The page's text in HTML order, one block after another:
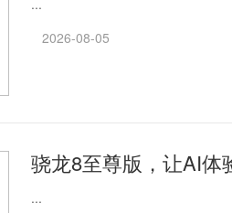
...
2026-08-05
骁龙8至尊版，让AI体
...